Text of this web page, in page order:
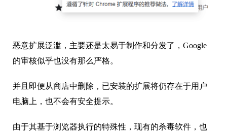
恶意扩展泛滥，主要还是太易于制作和分发了，Google
的审核似乎也没有那么严格。
并且即便从商店中删除，已安装的扩展将仍存在于用户
电脑上，也不会有安全提示。
由于其基于浏览器执行的特殊性，现有的杀毒软件，也